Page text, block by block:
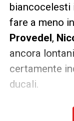
biancocelesti
fare a meno
Provedel,
ancora
certamente
ducali.
Ripresa